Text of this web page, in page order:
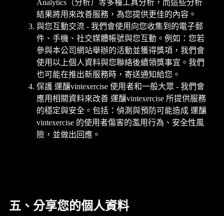
Analytics（分析）等多種工具分析，而這些分析
結果將用來改善服務，為您提供更佳的內容。
與您互動交流 - 我們會使用向您收集到的電子郵
件、手機、社交媒體帳號與您互動。例如：您若
參與本公司網站舉辦的活動並獲得獎項，我們會
使用以上個人資料與您聯絡後續領獎事宜。我們
也可能在推出新服務時，寄送通知給您。
保護 運釀vintexercise 使用者和一般大眾 - 我們會
應用相關資料來改善 運釀vintexercise 所提供服務
的穩定與安全。包括：偵測與預防可能造成 運釀
vintexercise 的使用者傷害的濫用行為、安全性風
險，並做出回應。
五、分享您的個人資料